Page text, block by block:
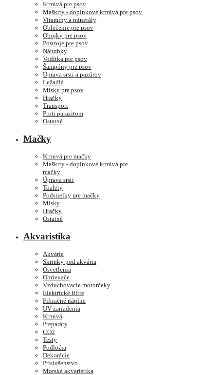
Krmivá pre psov
Maškrty - doplnkové krmivá pre psov
Vitamíny a minerály
Oblečenie pre psov
Obojky pre psov
Postroje pre psov
Náhubky
Vodítka pre psov
Šampóny pre psov
Úprava srsti a pazúrov
Ležadlá
Misky pre psov
Hračky
Transport
Proti parazitom
Ostatné
Mačky
Krmivá pre mačky
Maškrty - doplnkové krmivá pre
mačky
Úprava srsti
Toalety
Podstielky pre mačky
Misky
Hračky
Ostatné
Akvaristika
Akváriá
Skrinky pod akvária
Osvetlenia
Ohrievače
Vzduchovacie motorčeky
Elektrické filtre
Filtračné náplne
UV zariadenia
Krmivá
Preparáty
CO2
Testy
Podložia
Dekorácie
Príslušenstvo
Morská akvaristika